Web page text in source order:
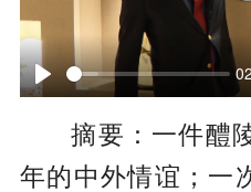
P
摘要：一件醴
年的中外情谊；一